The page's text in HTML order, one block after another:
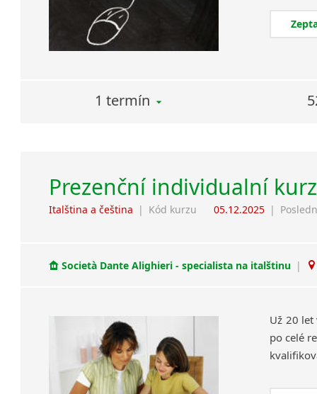
1 termín
Prezenční individualní
Italština a čeština | Kód kurzu 05.12.2025 |
Società Dante Alighieri - specialista na italštinu |
Už 20 let
po celé